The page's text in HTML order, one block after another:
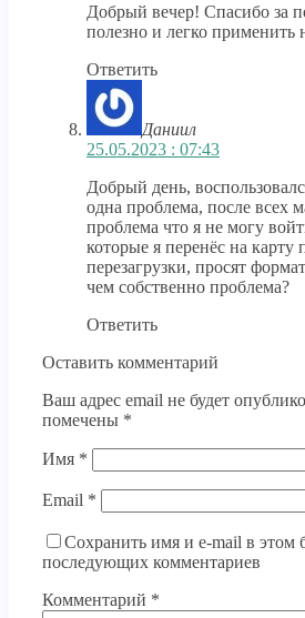
Добрый вечер! Спасибо за
полезно и легко применить
Ответить
Даниил
25.05.2023 : 07:43
Добрый день,
одна проблема, после всех
проблема что я не могу
которые я перенёс на карту
перезагрузки, просят
чем собственно проблема?
Ответить
Оставить комментарий
Ваш адрес email не будет
помечены *
Имя *
Email *
Сохранить имя и e-mail в этом
последующих комментариев
Комментарий *